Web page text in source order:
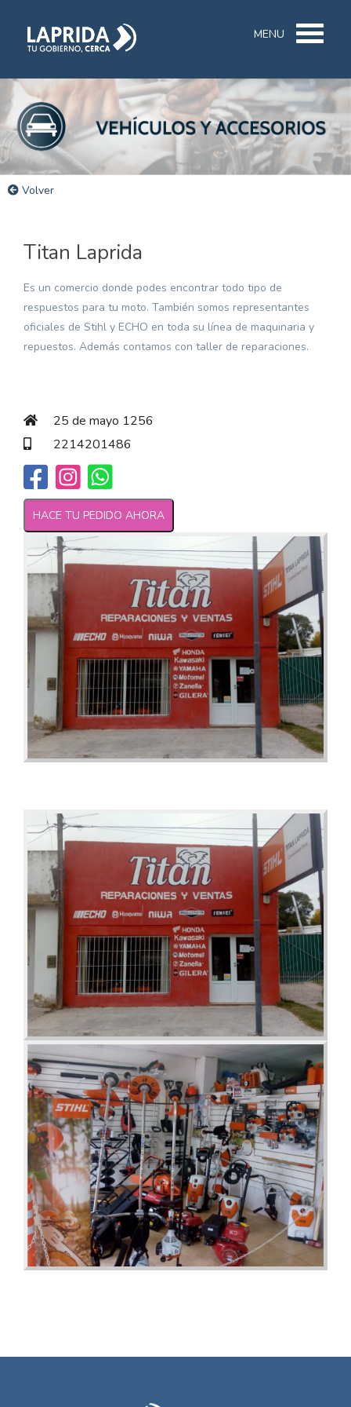
MENU
Volver
Titan Laprida
Es un comercio donde podes encontrar todo tipo de
respuestos para tu moto. También somos representantes
oficiales de Stihl y ECHO en toda su línea de maquinaria y
repuestos. Además contamos con taller de reparaciones.
25 de mayo 1256
2214201486
HACE TU PEDIDO AHORA